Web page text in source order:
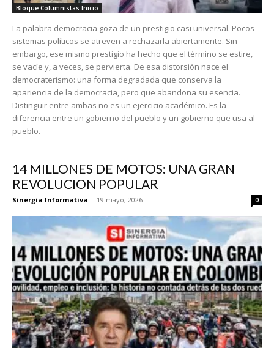
Bloque Columnistas Inicio
La palabra democracia goza de un prestigio casi universal. Pocos
sistemas políticos se atreven a rechazarla abiertamente. Sin
embargo, ese mismo prestigio ha hecho que el término se estire,
se vacíe y, a veces, se pervierta. De esa distorsión nace el
democraterismo: una forma degradada que conserva la
apariencia de la democracia, pero que abandona su esencia.
Distinguir entre ambas no es un ejercicio académico. Es la
diferencia entre un gobierno del pueblo y un gobierno que usa al
pueblo.
14 MILLONES DE MOTOS: UNA GRAN
REVOLUCION POPULAR
Sinergia Informativa - 19 mayo, 2026 0